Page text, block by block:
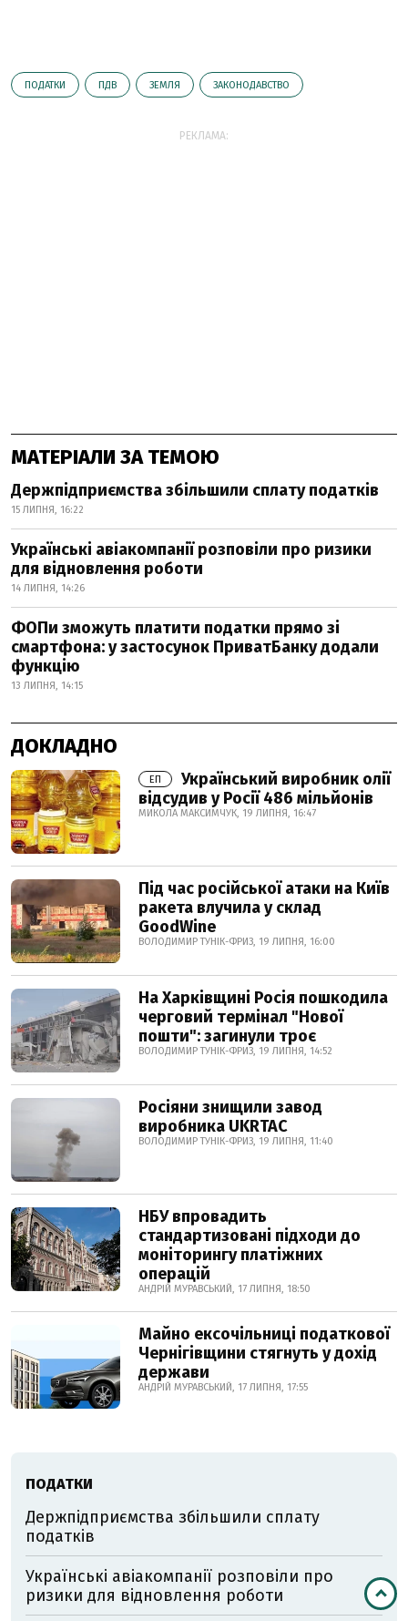
ПОДАТКИ ПДВ ЗЕМЛЯ ЗАКОНОДАВСТВО
РЕКЛАМА:
МАТЕРІАЛИ ЗА ТЕМОЮ
Держпідприємства збільшили сплату податків
15 ЛИПНЯ, 16:22
Українські авіакомпанії розповіли про ризики
для відновлення роботи
14 ЛИПНЯ, 14:26
ФОПи зможуть платити податки прямо зі
смартфона: у застосунок ПриватБанку додали
функцію
13 ЛИПНЯ, 14:15
ДОКЛАДНО
ЕП
Український виробник олії
відсудив у Росії 486 мільйонів
МИКОЛА МАКСИМЧУК, 19 ЛИПНЯ, 16:47
Під час російської атаки на Київ
ракета влучила у склад
GoodWine
ВОЛОДИМИР ТУНІК-ФРИЗ, 19 ЛИПНЯ, 16:00
На Харківщині Росія пошкодила
черговий термінал "Нової
пошти": загинули троє
ВОЛОДИМИР ТУНІК-ФРИЗ, 19 ЛИПНЯ, 14:52
Росіяни знищили завод
виробника UKRTAC
ВОЛОДИМИР ТУНІК-ФРИЗ, 19 ЛИПНЯ, 11:40
НБУ впровадить
стандартизовані підходи до
моніторингу платіжних
операцій
АНДРІЙ МУРАВСЬКИЙ, 17 ЛИПНЯ, 18:50
Майно ексочільниці податкової
Чернігівщини стягнуть у дохід
держави
АНДРІЙ МУРАВСЬКИЙ, 17 ЛИПНЯ, 17:55
ПОДАТКИ
Держпідприємства збільшили сплату
податків
Українські авіакомпанії розповіли про
ризики для відновлення роботи